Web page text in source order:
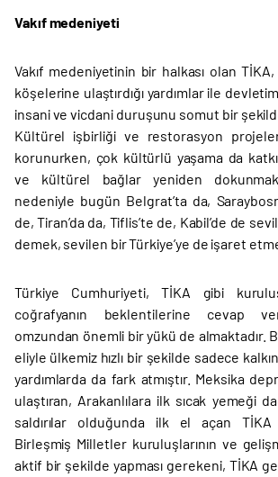
Vakıf medeniyeti
Vakıf medeniyetinin bir halkası olan
köşelerine ulaştırdığı yardımlar ile
insani ve vicdani duruşunu somut bir
Kültürel işbirliği ve restorasyon
korunurken, çok kültürlü yaşama da
ve kültürel bağlar yeniden
nedeniyle bugün Belgrat’ta da,
de, Tiran’da da, Tiflis’te de, Kabil’de de
demek, sevilen bir Türkiye’ye de işaret
Türkiye Cumhuriyeti, TİKA gibi
coğrafyanın beklentilerine cevap
omzundan önemli bir yükü de almaktadır.
eliyle ülkemiz hızlı bir şekilde sadece
yardımlarda da fark atmıştır. Meksika
ulaştıran, Arakanlılara ilk sıcak yemeği
saldırılar olduğunda ilk el açan
Birleşmiş Milletler kuruluşlarının ve
aktif bir şekilde yapması gerekeni, TİKA